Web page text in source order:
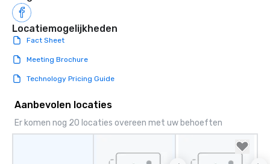
more easily. You’ll take comfort
knowing that everything is taken care
of from the moment the tour is
Since the menu is already set, you
remember to submit ahead of the tour
allergies for anyone in your group.
Feel Like a VIP at Each Stop With Lip
Smacking Foodie Tours, you and your
about waiting in line to get into a top
Locatiemogelijkheden
Fact Sheet
Meeting Brochure
Technology Pricing Guide
Aanbevolen locaties
Er komen nog 20 locaties overeen met uw behoeften